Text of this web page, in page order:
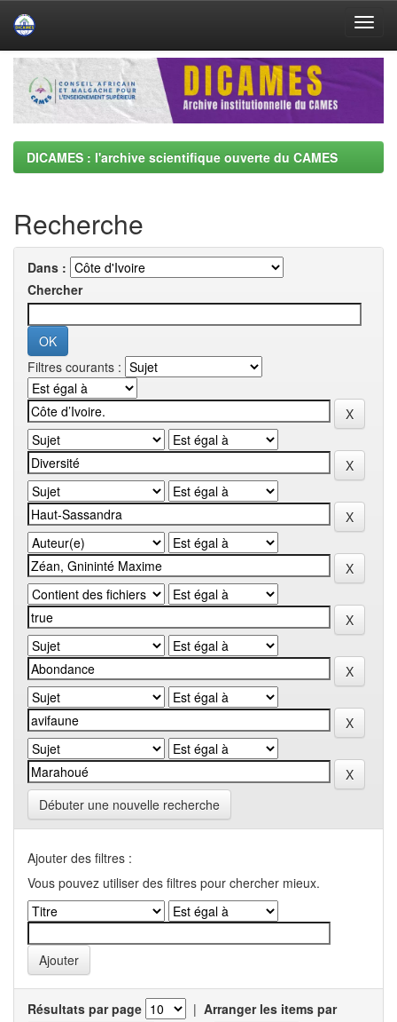
Skip
navigation
DICAMES : l'archive scientifique ouverte du CAMES
Recherche
Dans :
Chercher
Filtres courants :
Débuter une nouvelle recherche
Ajouter des filtres :
Vous pouvez utiliser des filtres pour chercher mieux.
Résultats par page | Arranger les items par